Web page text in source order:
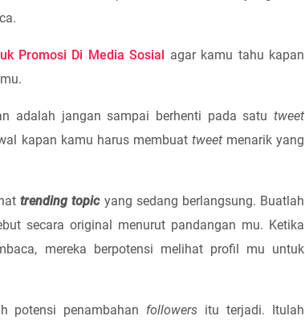
Promosi Di Media Sosial agar kamu tahu kapan
mu.
adalah jangan sampai berhenti pada satu tweet
kapan kamu harus membuat tweet menarik yang
trending topic yang sedang berlangsung. Buatlah
secara original menurut pandangan mu. Ketika
mereka berpotensi melihat profil mu untuk
potensi penambahan followers itu terjadi. Itulah